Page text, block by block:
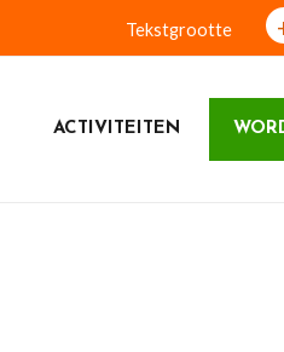
Tekstgrootte
ACTIVITEITEN